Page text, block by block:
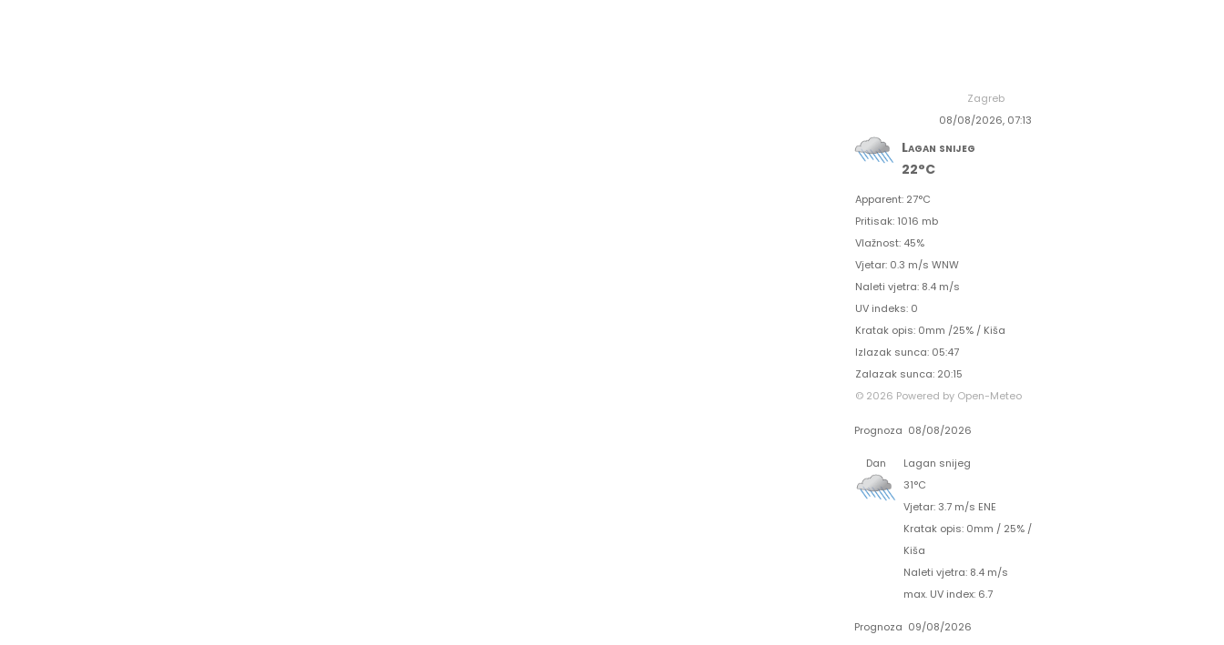
Zagreb
08/08/2026, 07:13
Lagan snijeg
22°C
Apparent: 27°C
Pritisak: 1016 mb
Vlažnost: 45%
Vjetar: 0.3 m/s WNW
Naleti vjetra: 8.4 m/s
UV indeks: 0
Kratak opis: 0mm /25% / Kiša
Izlazak sunca: 05:47
Zalazak sunca: 20:15
© 2026 Powered by Open-Meteo
Prognoza 08/08/2026
Dan
Lagan snijeg
31°C
Vjetar: 3.7 m/s ENE
Kratak opis: 0mm / 25% /
Kiša
Naleti vjetra: 8.4 m/s
max. UV index: 6.7
Prognoza 09/08/2026